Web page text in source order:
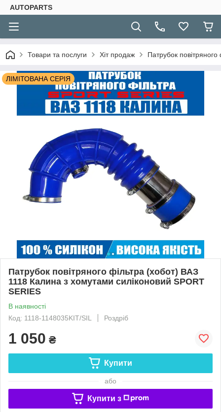
AUTOPARTS
Товари та послуги Хіт продаж Патрубок
ЛІМІТОВАНА СЕРІЯ
Патрубок повітряного фільтра (хобот) ВАЗ
1118 Калина з хомутами силіконовий SPORT
SERIES
В наявності
Код: 1118-1148035KIT/SIL
Роздріб
1 050 ₴
Купити
або
Купити з